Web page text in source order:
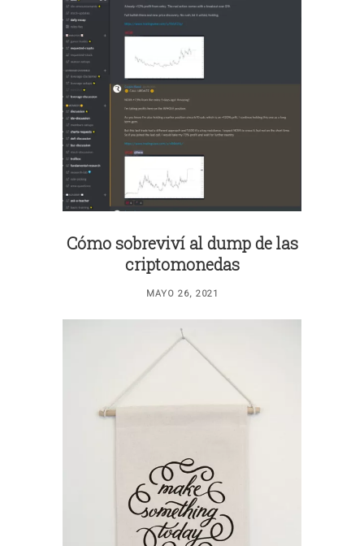
Cómo sobreviví al dump de las
criptomonedas
MAYO 26, 2021